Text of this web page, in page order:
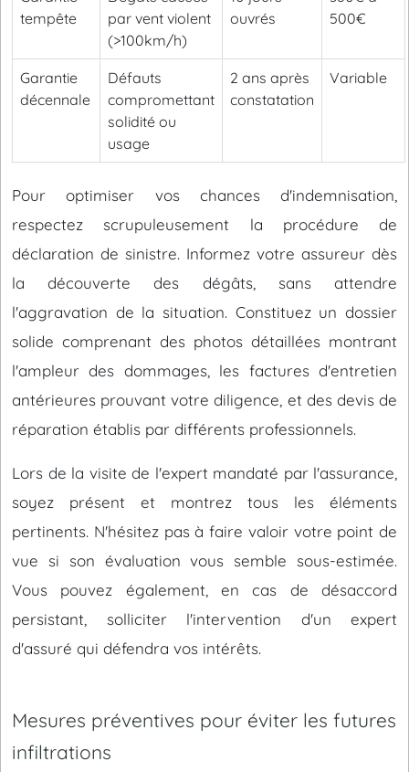
tempête
par vent violent
(>100km/h)
ouvrés
500€
Garantie
décennale
Défauts
compromettant
solidité ou
usage
2 ans après
constatation
Variable
Pour optimiser vos chances d'indemnisation,
respectez scrupuleusement la procédure de
déclaration de sinistre. Informez votre assureur dès
la découverte des dégâts, sans attendre
l'aggravation de la situation. Constituez un dossier
solide comprenant des photos détaillées montrant
l'ampleur des dommages, les factures d'entretien
antérieures prouvant votre diligence, et des devis de
réparation établis par différents professionnels.
Lors de la visite de l'expert mandaté par l'assurance,
soyez présent et montrez tous les éléments
pertinents. N'hésitez pas à faire valoir votre point de
vue si son évaluation vous semble sous-estimée.
Vous pouvez également, en cas de désaccord
persistant, solliciter l'intervention d'un expert
d'assuré qui défendra vos intérêts.
Mesures préventives pour éviter les futures
infiltrations